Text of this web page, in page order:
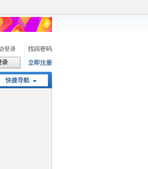
登录
找回密码
录 立即注册
快捷导航